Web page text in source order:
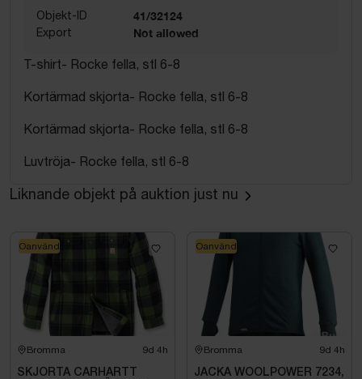
Objekt-ID 41/32124
Export Not allowed
T-shirt- Rocke fella, stl 6-8
Kortärmad skjorta- Rocke fella, stl 6-8
Kortärmad skjorta- Rocke fella, stl 6-8
Luvtröja- Rocke fella, stl 6-8
Liknande objekt på auktion just nu
Bromma 9d 4h
SKJORTA CARHARTT
Oanvänd
Bromma 9d 4h
JACKA WOOLPOWER 7234,
Oanvänd